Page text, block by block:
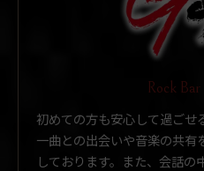
Rock
初めての方も安心して過ごせ
一曲との出会いや音楽の共
しております。また、会話